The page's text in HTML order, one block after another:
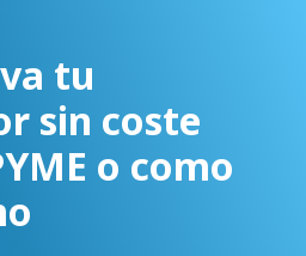
tu
sin coste
o como